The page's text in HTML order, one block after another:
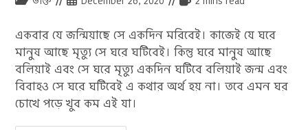
একবার যে জন্মিয়াছে সে একদিন মরিবেই। কাজেই যে ঘরে
মানুষ আছে মৃত্যু সে ঘরে ঘটিবেই। কিন্তু ঘরে মানুষ আছে
বলিয়াই এবং সে ঘরে মৃত্যু একদিন ঘটিবে বলিয়াই জন্ম এবং
বিবাহও সে ঘরে ঘটিবেই এ কথার অর্থ হয় না। তবে এমন ঘর
চোখে পড়ে খুব কম এই যা।